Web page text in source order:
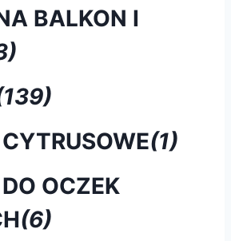
BALKON I
(1)
OCZEK
(6)